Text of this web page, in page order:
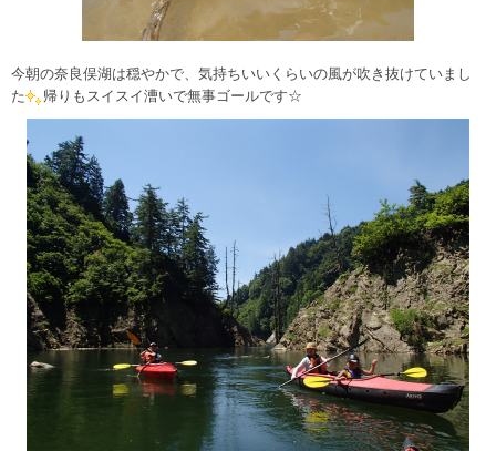
今朝の奈良俣湖は穏やかで、気持ちいいくらいの風が吹き抜けていまし
た
帰りもスイスイ漕いで無事ゴールです☆